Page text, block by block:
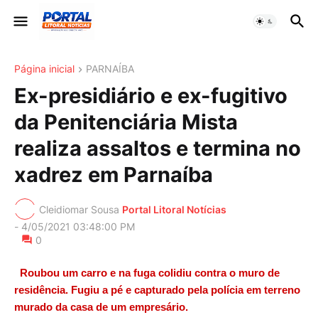
Página inicial PARNAÍBA
Ex-presidiário e ex-fugitivo
da Penitenciária Mista
realiza assaltos e termina no
xadrez em Parnaíba
Cleidiomar Sousa Portal Litoral Notícias
- 4/05/2021 03:48:00 PM
0
Roubou um carro e na fuga colidiu contra o muro de
residência. Fugiu a pé e capturado pela polícia em terreno
murado da casa de um empresário.